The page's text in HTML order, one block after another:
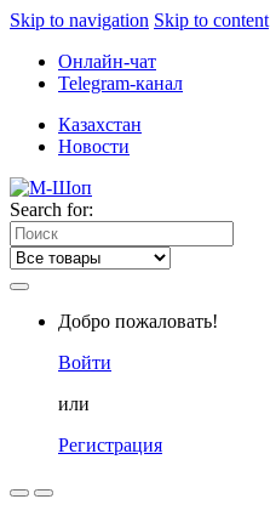
Skip to navigation Skip to content
Онлайн-чат
Telegram-канал
Казахстан
Новости
Search for:
Добро пожаловать!
Войти
или
Регистрация